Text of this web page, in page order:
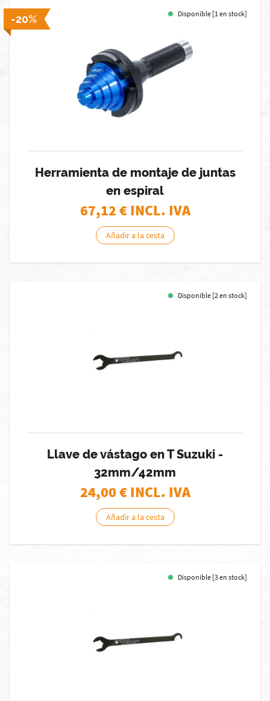
-20% Disponible [1 en stock]
Herramienta de montaje de juntas
en espiral
67,12€ INCL. IVA
Añadir a la cesta
Disponible [2 en stock]
Llave de vástago en T Suzuki -
32mm/42mm
24,00€ INCL. IVA
Añadir a la cesta
Disponible [3 en stock]